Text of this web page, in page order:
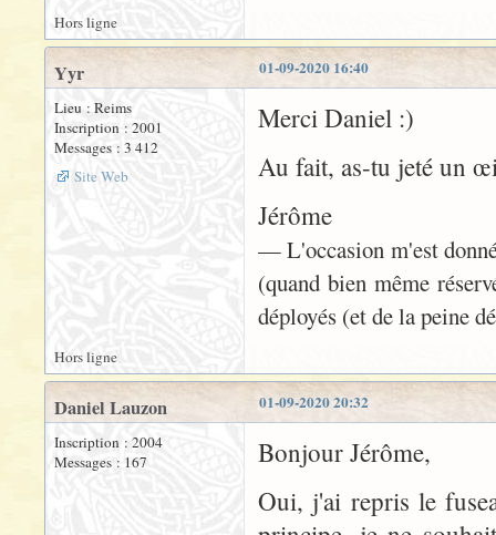
Hors ligne
01-09-2020 16:40
Yyr
Lieu : Reims
Inscription : 2001
Messages : 3 412
Site Web
Merci Daniel :)
Au fait, as-tu jeté un
Jérôme
— L'occasion m'est
(quand bien même
déployés (et de la peine
Hors ligne
01-09-2020 20:32
Daniel Lauzon
Inscription : 2004
Messages : 167
Bonjour Jérôme,
Oui, j'ai repris le